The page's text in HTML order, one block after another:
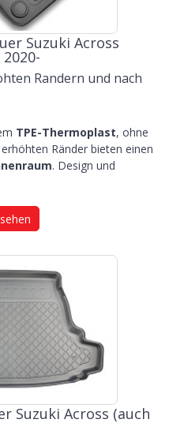
Suzuki Across
Randern und nach
TPE-Thermoplast, ohne
Ränder bieten einen
. Design und
Suzuki Across (auch